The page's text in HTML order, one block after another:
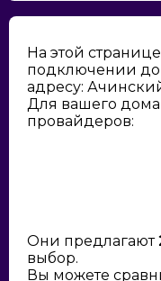
На этой
подключении
адресу:
Для вашего дома
провайдеров:
Они предлагают
выбор.
Вы можете